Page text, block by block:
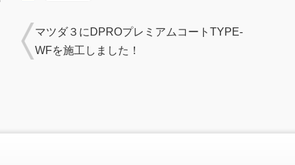
マツダ３にDPROプレミアムコートTYPE-
WFを施工しました！